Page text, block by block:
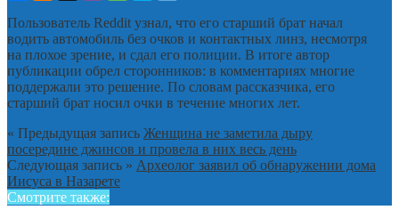
Пользователь Reddit узнал, что его старший брат начал
водить автомобиль без очков и контактных линз, несмотря
на плохое зрение, и сдал его полиции. В итоге автор
публикации обрел сторонников: в комментариях многие
поддержали это решение. По словам рассказчика, его
старший брат носил очки в течение многих лет.
« Предыдущая запись Женщина не заметила дыру
посередине джинсов и провела в них весь день
Следующая запись » Археолог заявил об обнаружении дома
Иисуса в Назарете
Смотрите также: